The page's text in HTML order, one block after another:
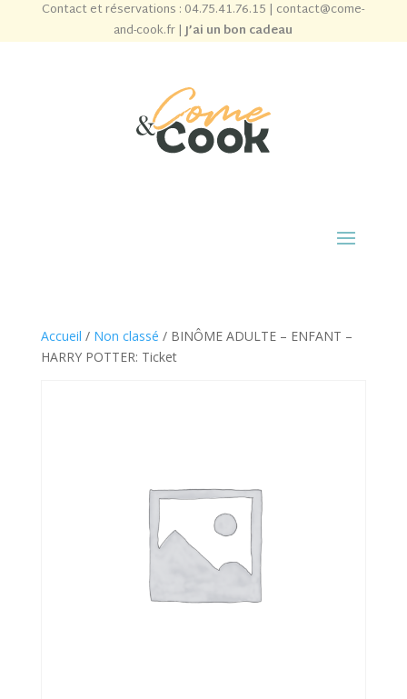
Contact et réservations : 04.75.41.76.15 | contact@come-
and-cook.fr|J’ai un bon cadeau
Accueil / Non classé / BINÔME ADULTE – ENFANT –
HARRY POTTER: Ticket